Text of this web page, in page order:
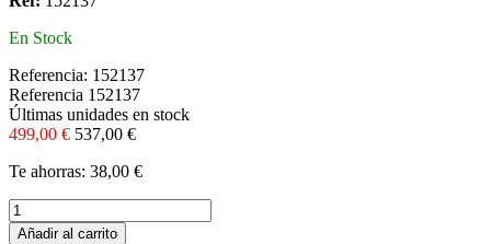
En Stock
Referencia: 152137
Referencia 152137
Últimas unidades en stock
499,00 € 537,00 €
Te ahorras: 38,00 €
Añadir al carrito